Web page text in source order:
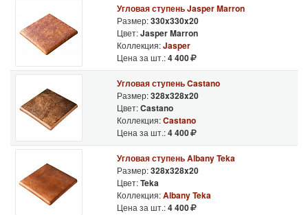
Угловая ступень Jasper Marron
Размер:330x330x20
Цвет:Jasper Marron
Коллекция:Jasper
Цена за шт.:4 400
Угловая ступень Castano
Размер:328x328x20
Цвет:Castano
Коллекция:Castano
Цена за шт.:4 400
Угловая ступень Albany Teka
Размер:328x328x20
Цвет:Teka
Коллекция:Albany Teka
Цена за шт.:4 400